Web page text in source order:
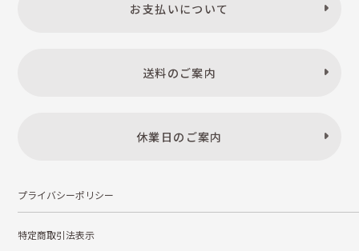
お支払いについて
送料のご案内
休業日のご案内
プライバシーポリシー
特定商取引法表示